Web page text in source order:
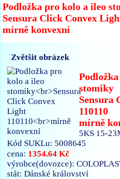
Podložka pro kolo a ileo
Sensura Click Convex
mírně konvexní
Zvětšit obrázek
stomiky
Sensura
110110
mírně
5KS 15-
Kód SUKLu: 5008645
cena: 1354.64 Kč
výrobce(dovozce):
stát: Dánské království